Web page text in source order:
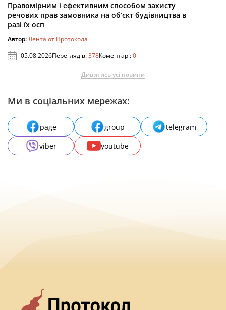
Правомірним і ефективним способом захисту
речових прав замовника на об’єкт будівництва в
разі їх осп
Автор:Лента от Протокола
05.08.2026Переглядів:378Коментарі:0
Дивитись усі новини
Ми в соціальних мережах:
page group
telegram
viber
youtube